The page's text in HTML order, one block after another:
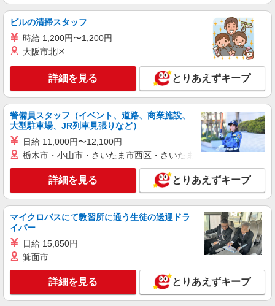
手募集♪未経験OK！
時給1600円〜2250円 ＜日払い有/週払い有/交
通費全支給(ガソリン代含む)＞
さいたま市岩槻区
キープ 詳細を見る
派遣社員
株式会社kotrio /●SI-H-2024282
≪岩槻駅≫年齢不問！０からスタートでも活躍
できる看護助手♪
時給1600円〜2250円 ＜日払い有/週払い有/交
さいたま市岩槻区
キープ 詳細を見る
職業紹介
株式会社kotrio /●SW-S-2096765
老人ホームの看護師
時給2400円〜＜交通費全額支給(ガソリン代含
む)＞
ビルの清掃スタッフ
時給 1,200円〜1,200円
大阪市北区
詳細を見る とりあえずキープ
警備員スタッフ（イベント、道路、商業施設、
大型駐車場、JR列車見張りなど）
日給 11,000円〜12,100円
栃木市・小山市・さいたま市西区・さいたま市岩槻区・久喜市・
詳細を見る とりあえずキープ
マイクロバスにて教習所に通う生徒の送迎ドラ
イバー
日給 15,850円
箕面市
詳細を見る とりあえずキープ